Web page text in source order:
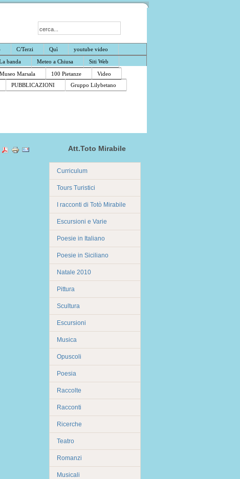
C/Terzi Quì
youtube video
banda Meteo a Chiusa
Siti Web
Museo Marsala 100 Pietanze
Video
PUBBLICAZIONI Gruppo Lilybetano
Att.Toto Mirabile
Curriculum
Tours Turistici
I racconti di Totò Mirabile
Escursioni e Varie
Poesie in Italiano
Poesie in Siciliano
Natale 2010
Pittura
Scultura
Escursioni
Musica
Opuscoli
Poesia
Raccolte
Racconti
Ricerche
Teatro
Romanzi
Musicali